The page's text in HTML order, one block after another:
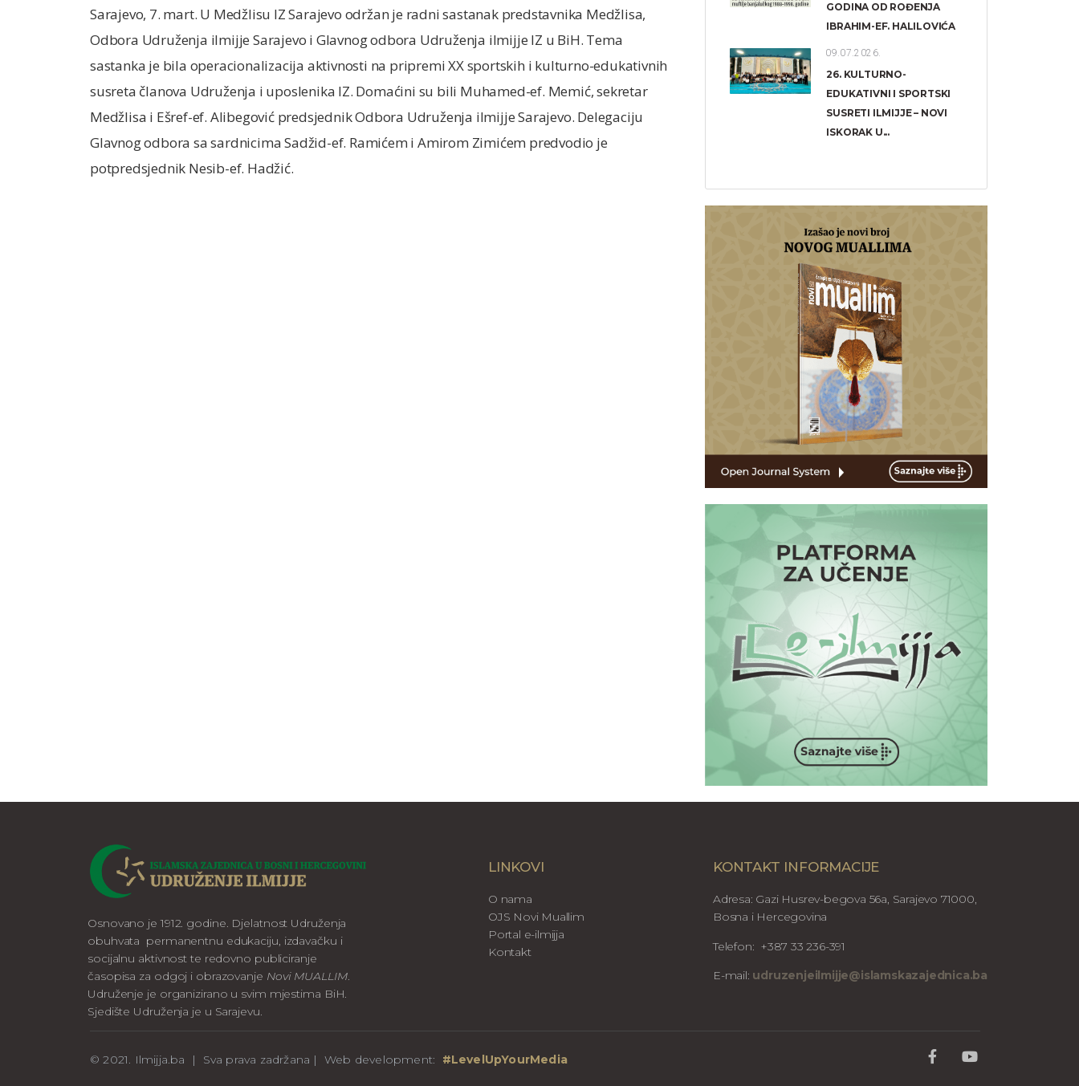
Sarajevo, 7. mart. U Medžlisu IZ Sarajevo održan je radni sastanak predstavnika Medžlisa,
Odbora Udruženja ilmijje Sarajevo i Glavnog odbora Udruženja ilmijje IZ u BiH. Tema
sastanka je bila operacionalizacija aktivnosti na pripremi XX sportskih i kulturno-edukativnih
susreta članova Udruženja i uposlenika IZ. Domaćini su bili Muhamed-ef. Memić, sekretar
Medžlisa i Ešref-ef. Alibegović predsjednik Odbora Udruženja ilmijje Sarajevo. Delegaciju
Glavnog odbora sa sardnicima Sadžid-ef. Ramićem i Amirom Zimićem predvodio je
potpredsjednik Nesib-ef. Hadžić.
GODINA OD ROĐENJA
IBRAHIM-EF. HALILOVIĆA
09.07.2026.
26. KULTURNO-
EDUKATIVNI I SPORTSKI
SUSRETI ILMIJJE – NOVI
ISKORAK U...
Osnovano je 1912. godine. Djelatnost Udruženja
obuhvata permanentnu edukaciju, izdavačku i
socijalnu aktivnost te redovno publiciranje
časopisa za odgoj i obrazovanje Novi MUALLIM.
Udruženje je organizirano u svim mjestima BiH.
Sjedište Udruženja je u Sarajevu.
LINKOVI
O nama
OJS Novi Muallim
Portal e-ilmijja
Kontakt
KONTAKT INFORMACIJE
Adresa: Gazi Husrev-begova 56a, Sarajevo 71000,
Bosna i Hercegovina
Telefon: +387 33 236-391
E-mail: udruzenjeilmijje@islamskazajednica.ba
© 2021. Ilmijja.ba | Sva prava zadržana | Web development: #LevelUpYourMedia